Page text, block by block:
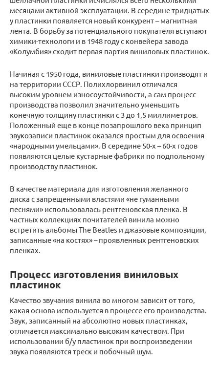
месяцами активной эксплуатации. В середине тридцатых
у пластинки появляется новый конкурент – магнитная
лента. В борьбу за потенциального покупателя вступают
химики-технологи и в 1948 году с конвейера завода
«Колумбия» сходит первая партия виниловых пластинок.
Начиная с 1950 года, виниловые пластинки производят и
на территории СССР. Полихлорвинил отличался
высоким уровнем износоустойчивости, а сам процесс
производства позволил значительно уменьшить
конечную толщину пластинки с 3 до 1,5 миллиметров.
Положенный еще в конце позапрошлого века принцип
звукозаписи пластинок оказался простым для освоения
«народными умельцами». В середине 50-х – 60-х годов
появляются целые кустарные фабрики по подпольному
производству пластинок.
В качестве материала для изготовления желанного
диска с запрещенными властями «не гуманными
песнями» использовалась рентгеновская пленка. В
частных коллекциях почитателей винила можно
встретить альбомы The Beatles и джазовые композиции,
записанные «на костях» – проявленных рентгеновских
пленках.
Процесс изготовления виниловых
пластинок
Качество звучания винила во многом зависит от того,
какая основа используется в процессе его производства.
Звук, записанный на абсолютно новых пластинках,
отличается максимально высоким качеством. При
использовании б/у пластинок при воспроизведении
звука появляются треск и побочный шум.